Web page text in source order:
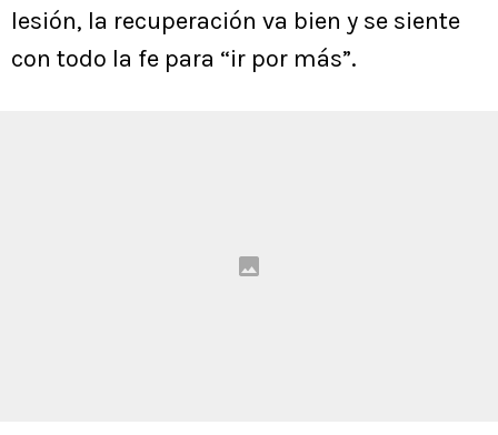
lesión, la recuperación va bien y se siente
con todo la fe para “ir por más”.